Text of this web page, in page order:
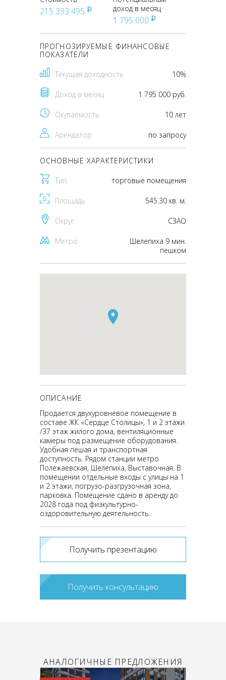
215 393 495 pуб
доход в месяц
1 795 000 pуб
ПРОГНОЗИРУЕМЫЕ ФИНАНСОВЫЕ
ПОКАЗАТЕЛИ
Текущая доходность 10%
Доход в месяц 1 795 000 руб.
Окупаемость 10 лет
Арендатор по запросу
ОСНОВНЫЕ ХАРАКТЕРИСТИКИ
Тип торговые помещения
Площадь 545.30 кв. м.
Округ CЗАО
Метро
Шелепиха 9 мин.
пешком
ОПИСАНИЕ
Продается двухуровневое помещение в
составе ЖК «Сердце Столицы», 1 и 2 этажи
/37 этаж жилого дома, вентиляционные
камеры под размещение оборудования.
Удобная пешая и транспортная
доступность. Рядом станции метро
Полежаевская, Шелепиха, Выставочная. В
помещении отдельные входы с улицы на 1
и 2 этажи, погрузо-разгрузочная зона,
парковка. Помещение сдано в аренду до
2028 года под физкультурно-
оздоровительную деятельность.
Получить презентацию
Получить консультацию
АНАЛОГИЧНЫЕ ПРЕДЛОЖЕНИЯ